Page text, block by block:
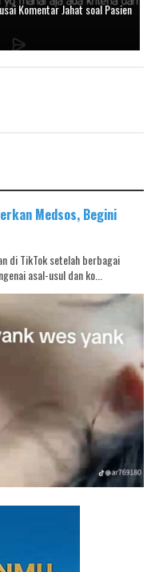
Komentar Jahat soal Pasien
Medsos, Begini
di TikTok setelah berbagai
asal-usul dan ko...